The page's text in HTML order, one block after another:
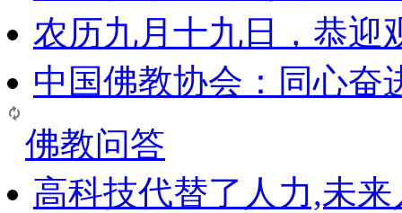
农历九月十九日，恭迎
中国佛教协会：同心奋
佛教问答
高科技代替了人力,未